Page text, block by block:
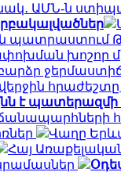
ԱՄՆ-ն
են
խոշոր
է պատերազմի
Վաղը
Հայ Առաքելական